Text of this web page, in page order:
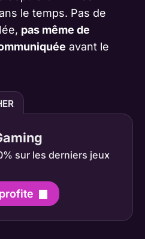
le temps. Pas de
pas même de
avant le
sur les derniers jeux